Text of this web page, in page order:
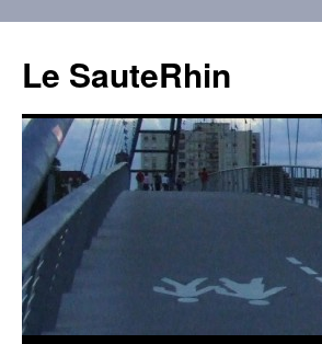
contenu
Le SauteRhin